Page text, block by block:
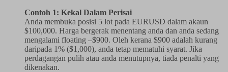
Contoh 1: Kekal Dalam Perisai
Anda membuka posisi 5 lot pada EURUSD dalam akaun
$100,000. Harga bergerak menentang anda dan anda sedang
mengalami floating –$900. Oleh kerana $900 adalah kurang
daripada 1% ($1,000), anda tetap mematuhi syarat. Jika
perdagangan pulih atau anda menutupnya, tiada penalti yang
dikenakan.